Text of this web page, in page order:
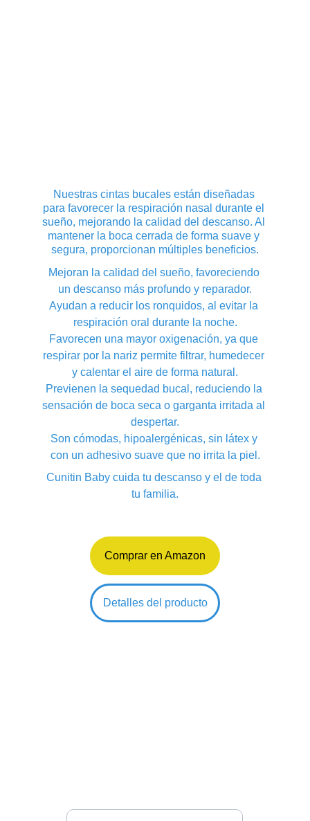
Comprar en Amazon
Nuestras cintas bucales están diseñadas
para favorecer la respiración nasal durante el
sueño, mejorando la calidad del descanso. Al
mantener la boca cerrada de forma suave y
segura, proporcionan múltiples beneficios.
Mejoran la calidad del sueño, favoreciendo
un descanso más profundo y reparador.
Ayudan a reducir los ronquidos, al evitar la
respiración oral durante la noche.
Favorecen una mayor oxigenación, ya que
respirar por la nariz permite filtrar, humedecer
y calentar el aire de forma natural.
Previenen la sequedad bucal, reduciendo la
sensación de boca seca o garganta irritada al
despertar.
Son cómodas, hipoalergénicas, sin látex y
con un adhesivo suave que no irrita la piel.
Cunitin Baby cuida tu descanso y el de toda
tu familia.
Detalles del producto